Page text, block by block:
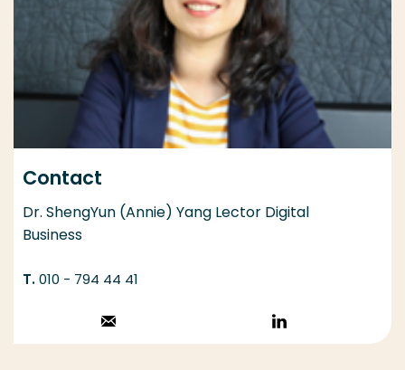
Contact
Dr. ShengYun (Annie) Yang Lector Digital
Business
010 - 794 44 41
Stuur een email
Volg op
LinkedIn